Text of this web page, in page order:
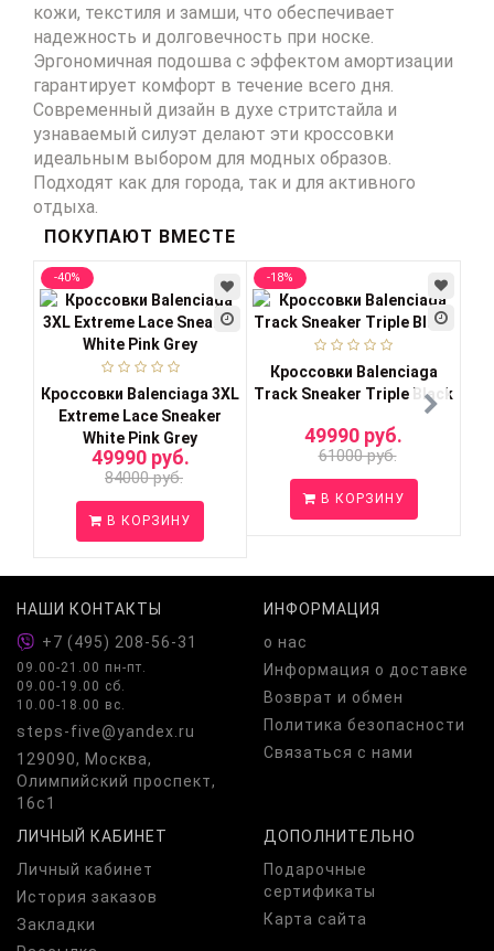
кожи, текстиля и замши, что обеспечивает
надежность и долговечность при носке.
Эргономичная подошва с эффектом амортизации
гарантирует комфорт в течение всего дня.
Современный дизайн в духе стритстайла и
узнаваемый силуэт делают эти кроссовки
идеальным выбором для модных образов.
Подходят как для города, так и для активного
отдыха.
ПОКУПАЮТ ВМЕСТЕ
-40%
Кроссовки Balenciaga 3XL
Extreme Lace Sneaker
White Pink Grey
49990 руб.
84000 руб.
В КОРЗИНУ
-18%
Кроссовки Balenciaga
Track Sneaker Triple Black
49990 руб.
61000 руб.
В КОРЗИНУ
НАШИ КОНТАКТЫ
+7 (495) 208-56-31
09.00-21.00 пн-пт.
09.00-19.00 сб.
10.00-18.00 вс.
steps-five@yandex.ru
129090, Москва,
Олимпийский проспект,
16с1
ИНФОРМАЦИЯ
о нас
Информация о доставке
Возврат и обмен
Политика безопасности
Связаться с нами
ЛИЧНЫЙ КАБИНЕТ
Личный кабинет
История заказов
Закладки
ДОПОЛНИТЕЛЬНО
Подарочные
сертификаты
Карта сайта